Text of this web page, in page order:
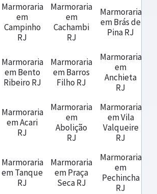
Marmoraria
em
Campinho
RJ
Marmoraria
em
Cachambi
RJ
Marmoraria
em Brás de
Pina RJ
Marmoraria
em Bento
Ribeiro RJ
Marmoraria
em Barros
Filho RJ
Marmoraria
em
Anchieta
RJ
Marmoraria
em Acari
RJ
Marmoraria
em
Abolição
RJ
Marmoraria
em Vila
Valqueire
RJ
Marmoraria
em Tanque
RJ
Marmoraria
em Praça
Seca RJ
Marmoraria
em
Pechincha
RJ